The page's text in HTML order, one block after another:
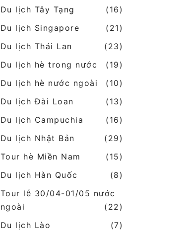
Du lịch Tây Tạng
(16)
Du lịch Singapore
(21)
Du lịch Thái Lan
(23)
Du lịch hè trong nước
(19)
Du lịch hè nước ngoài
(10)
Du lịch Đài Loan
(13)
Du lịch Campuchia
(16)
Du lịch Nhật Bản
(29)
Tour hè Miền Nam
(15)
Du lịch Hàn Quốc
(8)
Tour lễ 30/04-01/05 nước
ngoài
(22)
Du lịch Lào
(7)